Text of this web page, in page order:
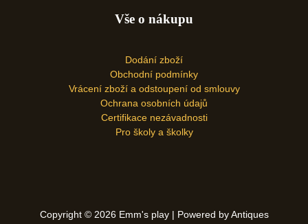
Vše o nákupu
Dodání zboží
Obchodní podmínky
Vrácení zboží a odstoupení od smlouvy
Ochrana osobních údajů
Certifikace nezávadnosti
Pro školy a školky
Copyright © 2026 Emm's play | Powered by Antiques